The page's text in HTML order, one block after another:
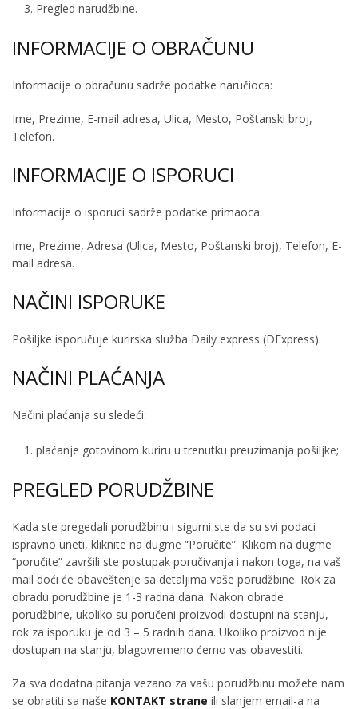
Pregled narudžbine.
INFORMACIJE O OBRAČUNU
Informacije o obračunu sadrže podatke naručioca:
Ime, Prezime, E-mail adresa, Ulica, Mesto, Poštanski broj,
Telefon.
INFORMACIJE O ISPORUCI
Informacije o isporuci sadrže podatke primaoca:
Ime, Prezime, Adresa (Ulica, Mesto, Poštanski broj), Telefon, E-
mail adresa.
NAČINI ISPORUKE
Pošiljke isporučuje kurirska služba Daily express (DExpress).
NAČINI PLAĆANJA
Načini plaćanja su sledeći:
plaćanje gotovinom kuriru u trenutku preuzimanja pošiljke;
PREGLED PORUDŽBINE
Kada ste pregedali porudžbinu i sigurni ste da su svi podaci
ispravno uneti, kliknite na dugme “Poručite”. Klikom na dugme
“poručite” završili ste postupak poručivanja i nakon toga, na vaš
mail doći će obaveštenje sa detaljima vaše porudžbine. Rok za
obradu porudžbine je 1-3 radna dana. Nakon obrade
porudžbine, ukoliko su poručeni proizvodi dostupni na stanju,
rok za isporuku je od 3 – 5 radnih dana. Ukoliko proizvod nije
dostupan na stanju, blagovremeno ćemo vas obavestiti.
Za sva dodatna pitanja vezano za vašu porudžbinu možete nam
se obratiti sa naše KONTAKT strane ili slanjem email-a na